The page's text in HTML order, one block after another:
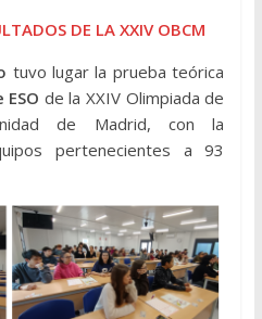
DE LA XXIV OBCM
tuvo lugar la prueba teórica
de la XXIV Olimpiada de
de Madrid, con la
pertenecientes a 93